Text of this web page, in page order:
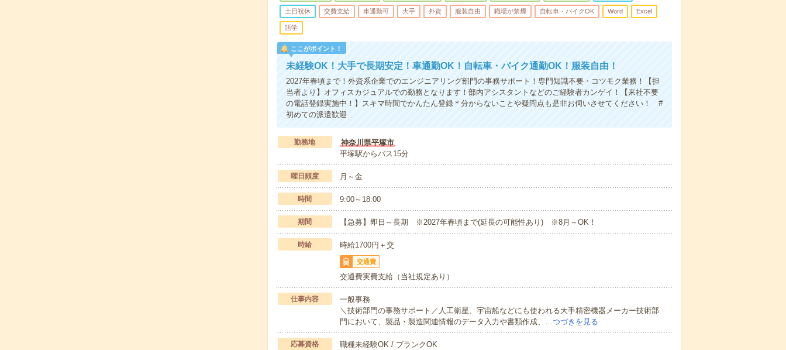
土日祝休 交費支給 車通勤可 大手 外資 服装自由 職場が禁煙 自転車・バイクOK Word Excel
語学
ここがポイント！
未経験OK！大手で長期安定！車通勤OK！自転車・バイク通勤OK！服装自由！
2027年春頃まで！外資系企業でのエンジニアリング部門の事務サポート！専門知識不要・コツモク業務！【担
当者より】オフィスカジュアルでの勤務となります！部内アシスタントなどのご経験者カンゲイ！【来社不要
の電話登録実施中！】スキマ時間でかんたん登録＊分からないことや疑問点も是非お伺いさせてください！ #
初めての派遣歓迎
勤務地
神奈川県平塚市
平塚駅からバス15分
曜日頻度 月～金
時間 9:00～18:00
期間 【急募】即日～長期 ※2027年春頃まで(延長の可能性あり) ※8月～OK！
時給 時給1700円＋交
交通費
交通費実費支給（当社規定あり）
仕事内容
一般事務
＼技術部門の事務サポート／人工衛星、宇宙船などにも使われる大手精密機器メーカー技術部
門において、製品・製造関連情報のデータ入力や書類作成、…つづきを見る
応募資格 職種未経験OK / ブランクOK